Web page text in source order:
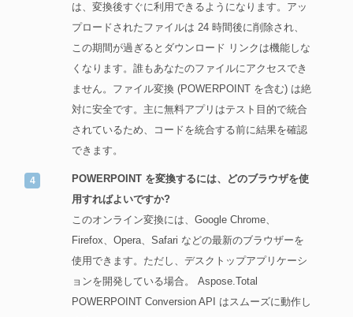
は、変換後すぐに利用できるようになります。アッ
プロードされたファイルは 24 時間後に削除され、
この期間が過ぎるとダウンロード リンクは機能しな
くなります。誰もあなたのファイルにアクセスでき
ません。ファイル変換 (POWERPOINT を含む) は絶
対に安全です。主に無料アプリはテスト目的で統合
されているため、コードを統合する前に結果を確認
できます。
POWERPOINT を変換するには、どのブラウザを使
用すればよいですか?
このオンライン変換には、Google Chrome、
Firefox、Opera、Safari などの最新のブラウザーを
使用できます。ただし、デスクトップアプリケーシ
ョンを開発している場合。 Aspose.Total
POWERPOINT Conversion API はスムーズに動作し